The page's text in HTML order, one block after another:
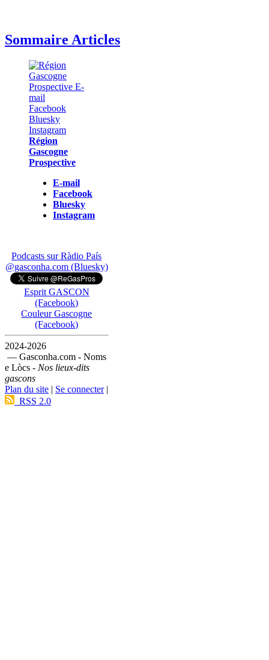
Sommaire Articles
Région
Gascogne
Prospective
E-mail
Facebook
Bluesky
Instagram
Podcasts sur Ràdio País
@gasconha.com (Bluesky)
Esprit GASCON
(Facebook)
Couleur Gascogne
(Facebook)
2024-2026
— Gasconha.com - Noms
e Lòcs - Nos lieux-dits
gascons
Plan du site | Se connecter|
RSS 2.0